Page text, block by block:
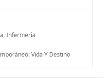
Infermeria
Vida Y Destino